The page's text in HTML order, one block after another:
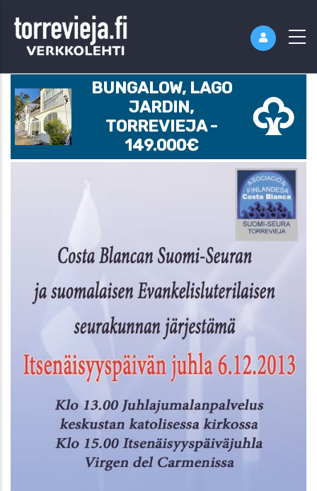
BUNGALOW, LAGO
JARDIN,
TORREVIEJA -
149.000€